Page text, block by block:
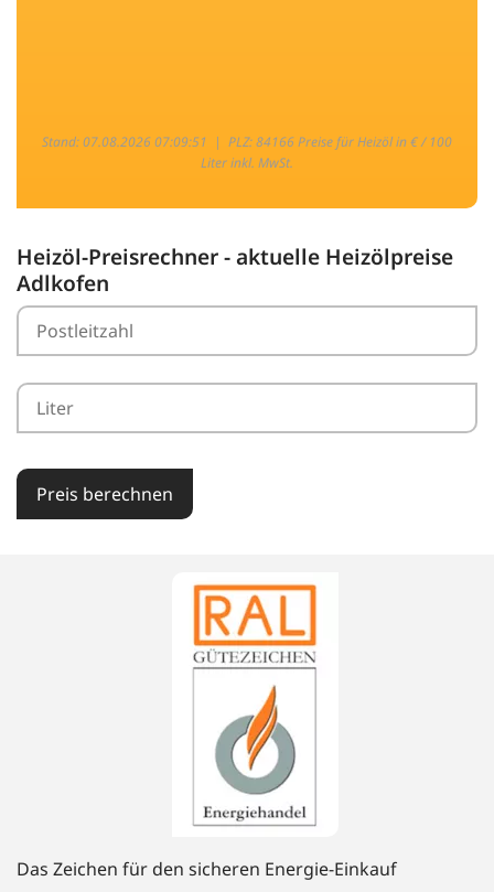
Stand: 07.08.2026 07:09:51 | PLZ: 84166 Preise für Heizöl in € / 100
Liter inkl. MwSt.
Heizöl-Preisrechner - aktuelle Heizölpreise
Adlkofen
Preis berechnen
Das Zeichen für den sicheren Energie-Einkauf